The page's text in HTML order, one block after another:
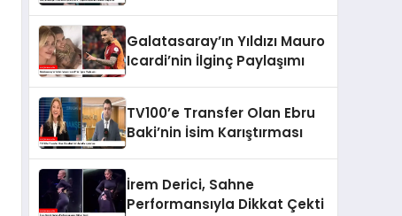
Galatasaray’ın Yıldızı Mauro
Icardi’nin İlginç Paylaşımı
TV100’e Transfer Olan Ebru
Baki’nin İsim Karıştırması
İrem Derici, Sahne
Performansıyla Dikkat Çekti